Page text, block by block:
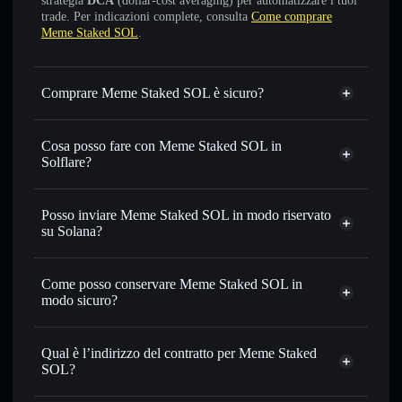
trade. Per indicazioni complete, consulta Come comprare
Meme Staked SOL.
Comprare Meme Staked SOL è sicuro?
Meme Staked SOL token verificato
Cosa posso fare con Meme Staked SOL in
Solflare?
Meme Staked SOL
wallet Solflare
Scambiare istantaneamente— scambia MEMESOL in
SOL, USDC o in migliaia di altri token Solana al prezzo
prezzo desiderato di MEMESOL
Usare il DCA
MEMESOL nel tempo
Inviare in modo riservato
— trasferisci MEMESOL senza
collegare pubblicamente i wallet usando l’Aggregatore di
Posso inviare Meme Staked SOL in modo riservato
su Solana?
wallet Solflare
Aggregatore di privacy
Staked SOL
Come posso conservare Meme Staked SOL in
modo sicuro?
Meme Staked SOL
Qual è l’indirizzo del contratto per Meme Staked
SOL?
Meme Staked